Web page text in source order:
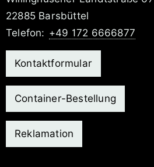
22885 Barsbüttel
Telefon: +49 172 6666877
Kontaktformular
Container-Bestellung
Reklamation